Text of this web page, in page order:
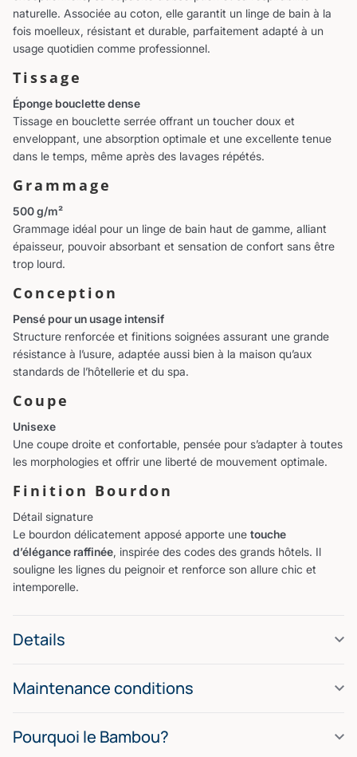
naturelle. Associée au coton, elle garantit un linge de bain à la
fois moelleux, résistant et durable, parfaitement adapté à un
usage quotidien comme professionnel.
Tissage
Éponge bouclette dense
Tissage en bouclette serrée offrant un toucher doux et
enveloppant, une absorption optimale et une excellente tenue
dans le temps, même après des lavages répétés.
Grammage
500 g/m²
Grammage idéal pour un linge de bain haut de gamme, alliant
épaisseur, pouvoir absorbant et sensation de confort sans être
trop lourd.
Conception
Pensé pour un usage intensif
Structure renforcée et finitions soignées assurant une grande
résistance à l’usure, adaptée aussi bien à la maison qu’aux
standards de l’hôtellerie et du spa.
Coupe
Unisexe
Une coupe droite et confortable, pensée pour s’adapter à toutes
les morphologies et offrir une liberté de mouvement optimale.
Finition Bourdon
Détail signature
Le bourdon délicatement apposé apporte une touche
d’élégance raffinée, inspirée des codes des grands hôtels. Il
souligne les lignes du peignoir et renforce son allure chic et
intemporelle.
Details
Maintenance conditions
Pourquoi le Bambou?